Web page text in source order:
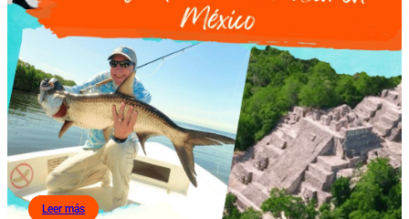
Leer más